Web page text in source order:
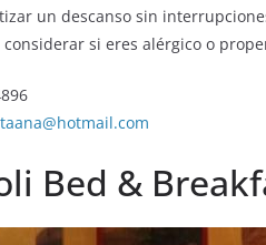
un descanso sin
si eres alérgico o
Bed &